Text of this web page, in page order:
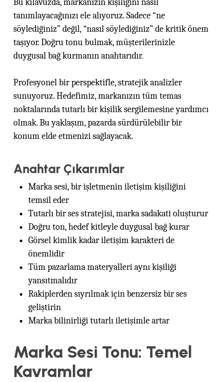
Bu kılavuzda, markanızın kişiliğini nasıl
tanımlayacağınızı ele alıyoruz. Sadece “ne
söylediğiniz” değil, “nasıl söylediğiniz” de kritik önem
taşıyor. Doğru tonu bulmak, müşterilerinizle
duygusal bağ kurmanın anahtarıdır.
Profesyonel bir perspektifle, stratejik analizler
sunuyoruz. Hedefimiz, markanızın tüm temas
noktalarında tutarlı bir kişilik sergilemesine yardımcı
olmak. Bu yaklaşım, pazarda sürdürülebilir bir
konum elde etmenizi sağlayacak.
Anahtar Çıkarımlar
Marka sesi, bir işletmenin iletişim kişiliğini
temsil eder
Tutarlı bir ses stratejisi, marka sadakati oluşturur
Doğru ton, hedef kitleyle duygusal bağ kurar
Görsel kimlik kadar iletişim karakteri de
önemlidir
Tüm pazarlama materyalleri aynı kişiliği
yansıtmalıdır
Rakiplerden sıyrılmak için benzersiz bir ses
geliştirin
Marka bilinirliği tutarlı iletişimle artar
Marka Sesi Tonu: Temel
Kavramlar